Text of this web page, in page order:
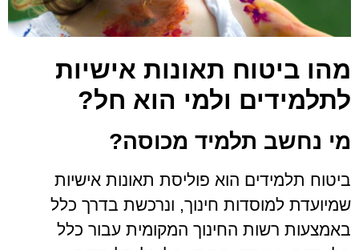
מהו ביטוח תאונות אישיות
לתלמידים ולמי הוא חל?
מי נחשב תלמיד מכוסה?
ביטוח תלמידים הוא פוליסת תאונות אישיות
שמיועדת למוסדות חינוך, ונרכשת בדרך כלל
באמצעות רשות החינוך המקומית עבור כלל